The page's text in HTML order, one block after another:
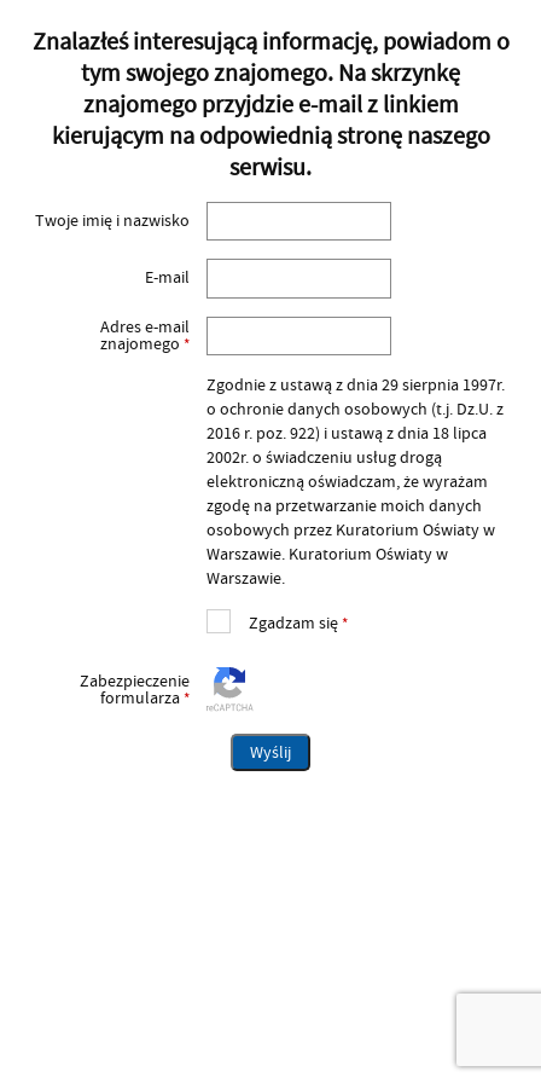
Znalazłeś interesującą informację, powiadom o
tym swojego znajomego. Na skrzynkę
znajomego przyjdzie e-mail z linkiem
kierującym na odpowiednią stronę naszego
serwisu.
Twoje imię i nazwisko
E-mail
Adres e-mail
znajomego *
Zgodnie z ustawą z dnia 29 sierpnia 1997r.
o ochronie danych osobowych (t.j. Dz.U. z
2016 r. poz. 922) i ustawą z dnia 18 lipca
2002r. o świadczeniu usług drogą
elektroniczną oświadczam, że wyrażam
zgodę na przetwarzanie moich danych
osobowych przez Kuratorium Oświaty w
Warszawie. Kuratorium Oświaty w
Warszawie.
Zgadzam się*
Zabezpieczenie
formularza*